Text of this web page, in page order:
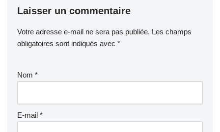
Laisser un commentaire
Votre adresse e-mail ne sera pas publiée. Les champs
obligatoires sont indiqués avec *
Nom *
E-mail *